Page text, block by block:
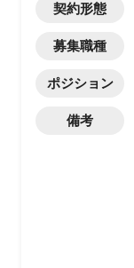
契約形態
募集職種
ポジション
備考